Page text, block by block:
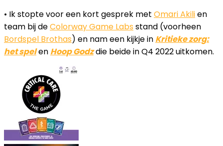
• Ik stopte voor een kort gesprek met Omari Akilien
team bij deColorway Game Labs stand (voorheen
Bordspel Brothas) en nam een ​​kijkje in Kritieke zorg:
het spelen Hoop Godzdie beide in Q4 2022 uitkomen.